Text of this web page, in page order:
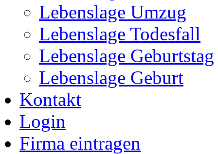
Lebenslage Umzug
Lebenslage Todesfall
Lebenslage Geburtstag
Lebenslage Geburt
Kontakt
Login
Firma eintragen